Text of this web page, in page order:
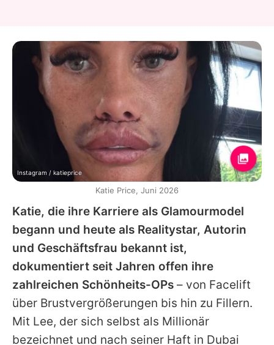
Katie, die ihre Karriere als Glamourmodel
begann und heute als Realitystar, Autorin
und Geschäftsfrau bekannt ist,
dokumentiert seit Jahren offen ihre
zahlreichen Schönheits-OPs – von Facelift
über Brustvergrößerungen bis hin zu Fillern.
Mit Lee, der sich selbst als Millionär
bezeichnet und nach seiner Haft in Dubai
Instagram / katieprice
Katie Price, Juni 2026